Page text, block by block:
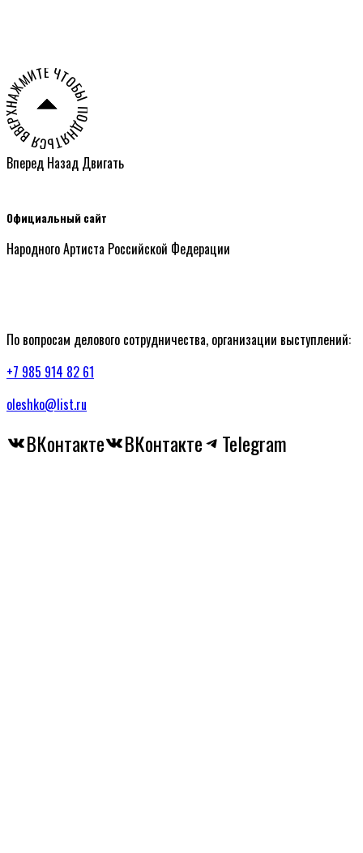
НАЖМИТЕ ЧТОБЫ ПОДНЯТЬСЯ ВВЕРХ СТРАНИЦЫ ○
Вперед Назад Двигать
Официальный сайт
Народного Артиста Российской Федерации
По вопросам делового сотрудничества, организации выступлений:
+7 985 914 82 61
oleshko@list.ru
ВКонтакте ВКонтакте Telegram